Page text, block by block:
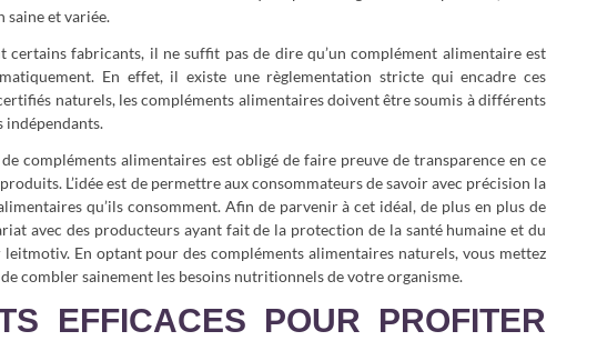
saine et variée.
certains fabricants, il ne suffit pas de dire qu’un complément alimentaire est
En effet, il existe une règlementation stricte qui encadre ces
naturels, les compléments alimentaires doivent être soumis à différents
indépendants.
compléments alimentaires est obligé de faire preuve de transparence en ce
L’idée est de permettre aux consommateurs de savoir avec précision la
qu’ils consomment. Afin de parvenir à cet idéal, de plus en plus de
avec des producteurs ayant fait de la protection de la santé humaine et du
leitmotiv. En optant pour des compléments alimentaires naturels, vous mettez
combler sainement les besoins nutritionnels de votre organisme.
EFFICACES POUR PROFITER